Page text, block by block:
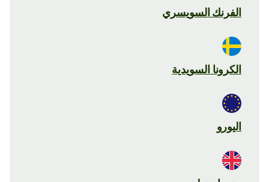
الفرنك السويسري
الكرونا السويدية
اليورو